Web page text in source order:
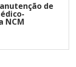
de
NCM